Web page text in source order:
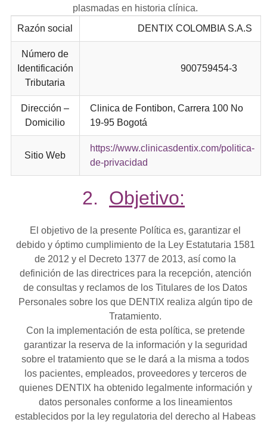
plasmadas en historia clínica.
Razón social
DENTIX COLOMBIA S.A.S
Número de
Identificación
Tributaria
900759454-3
Dirección –
Domicilio
Clinica de Fontibon, Carrera 100 No
19-95 Bogotá
Sitio Web
https://www.clinicasdentix.com/politica-
de-privacidad
2. Objetivo:
El objetivo de la presente Política es, garantizar el
debido y óptimo cumplimiento de la Ley Estatutaria 1581
de 2012 y el Decreto 1377 de 2013, así como la
definición de las directrices para la recepción, atención
de consultas y reclamos de los Titulares de los Datos
Personales sobre los que DENTIX realiza algún tipo de
Tratamiento.
Con la implementación de esta política, se pretende
garantizar la reserva de la información y la seguridad
sobre el tratamiento que se le dará a la misma a todos
los pacientes, empleados, proveedores y terceros de
quienes DENTIX ha obtenido legalmente información y
datos personales conforme a los lineamientos
establecidos por la ley regulatoria del derecho al Habeas